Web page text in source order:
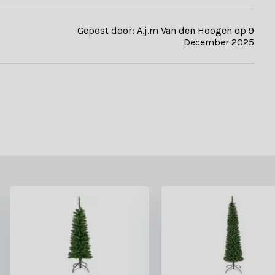
Gepost door: A.j.m Van den Hoogen op 9
December 2025